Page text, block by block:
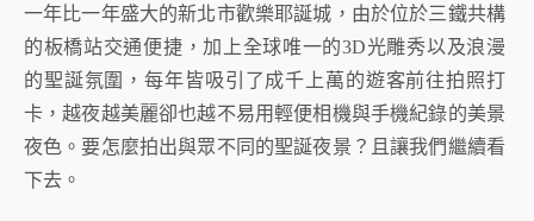
一年比一年盛大的新北市歡樂耶誕城，由於位於三鐵共構
的板橋站交通便捷，加上全球唯一的3D光雕秀以及浪漫
的聖誕氛圍，每年皆吸引了成千上萬的遊客前往拍照打
卡，越夜越美麗卻也越不易用輕便相機與手機紀錄的美景
夜色。要怎麼拍出與眾不同的聖誕夜景？且讓我們繼續看
下去。